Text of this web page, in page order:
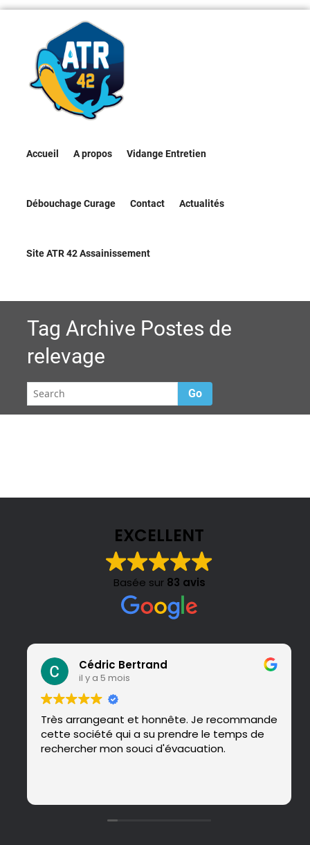
Accueil A propos Vidange Entretien
Débouchage Curage Contact Actualités
Site ATR 42 Assainissement
Tag Archive Postes de
relevage
Go
EXCELLENT
Basée sur 83 avis
Cédric Bertrand
il y a 5 mois
Très arrangeant et honnête. Je recommande
cette société qui a su prendre le temps de
rechercher mon souci d'évacuation.